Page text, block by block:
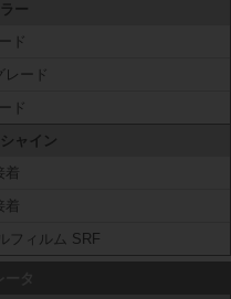
ー
ド
レード
ド
ャイン
着
着
フィルム SRF